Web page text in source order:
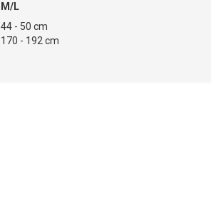
M/L
44 - 50 cm
170 - 192 cm